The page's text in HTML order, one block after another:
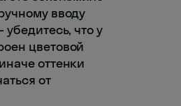
вводу
убедитесь, что у
цветовой
оттенки
от